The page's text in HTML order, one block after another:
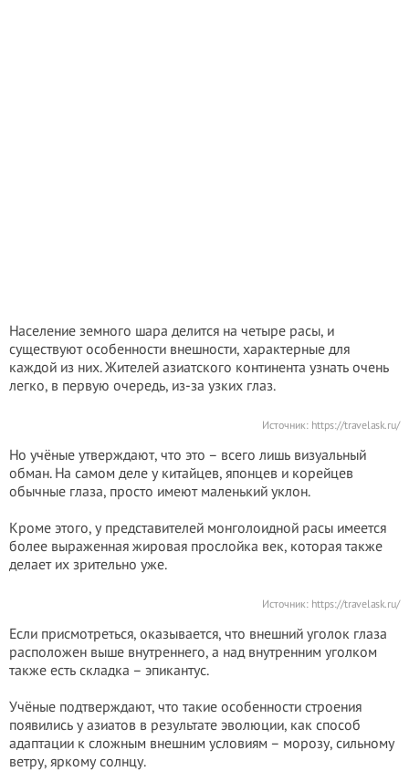
Население земного шара делится на четыре расы, и
существуют особенности внешности, характерные для
каждой из них. Жителей азиатского континента узнать очень
легко, в первую очередь, из-за узких глаз.
Источник: https://travelask.ru/
Но учёные утверждают, что это – всего лишь визуальный
обман. На самом деле у китайцев, японцев и корейцев
обычные глаза, просто имеют маленький уклон.
Кроме этого, у представителей монголоидной расы имеется
более выраженная жировая прослойка век, которая также
делает их зрительно уже.
Источник: https://travelask.ru/
Если присмотреться, оказывается, что внешний уголок глаза
расположен выше внутреннего, а над внутренним уголком
также есть складка – эпикантус.
Учёные подтверждают, что такие особенности строения
появились у азиатов в результате эволюции, как способ
адаптации к сложным внешним условиям – морозу, сильному
ветру, яркому солнцу.